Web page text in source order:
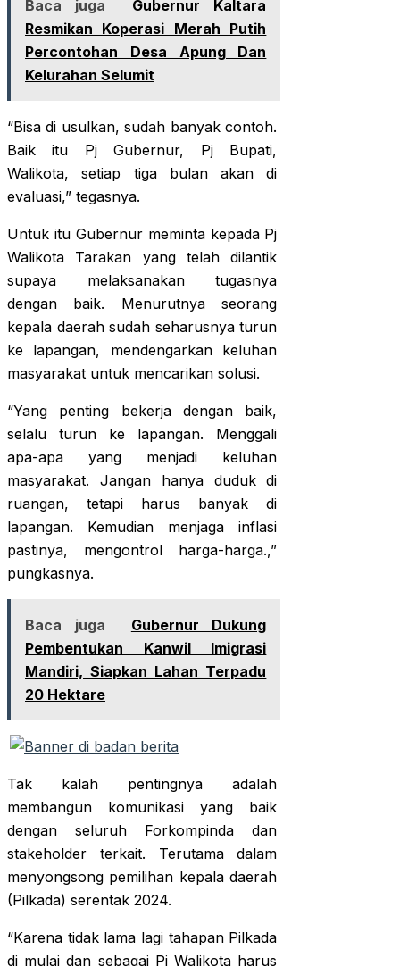
Baca juga
Gubernur Kaltara
Resmikan Koperasi Merah Putih
Percontohan Desa Apung Dan
Kelurahan Selumit
“Bisa di usulkan, sudah banyak contoh.
Baik itu Pj Gubernur, Pj Bupati,
Walikota, setiap tiga bulan akan di
evaluasi,” tegasnya.
Untuk itu Gubernur meminta kepada Pj
Walikota Tarakan yang telah dilantik
supaya melaksanakan tugasnya
dengan baik. Menurutnya seorang
kepala daerah sudah seharusnya turun
ke lapangan, mendengarkan keluhan
masyarakat untuk mencarikan solusi.
“Yang penting bekerja dengan baik,
selalu turun ke lapangan. Menggali
apa-apa yang menjadi keluhan
masyarakat. Jangan hanya duduk di
ruangan, tetapi harus banyak di
lapangan. Kemudian menjaga inflasi
pastinya, mengontrol harga-harga.,”
pungkasnya.
Baca juga
Gubernur Dukung
Pembentukan Kanwil Imigrasi
Mandiri, Siapkan Lahan Terpadu
20 Hektare
Tak kalah pentingnya adalah
membangun komunikasi yang baik
dengan seluruh Forkompinda dan
stakeholder terkait. Terutama dalam
menyongsong pemilihan kepala daerah
(Pilkada) serentak 2024.
“Karena tidak lama lagi tahapan Pilkada
di mulai dan sebagai Pj Walikota harus